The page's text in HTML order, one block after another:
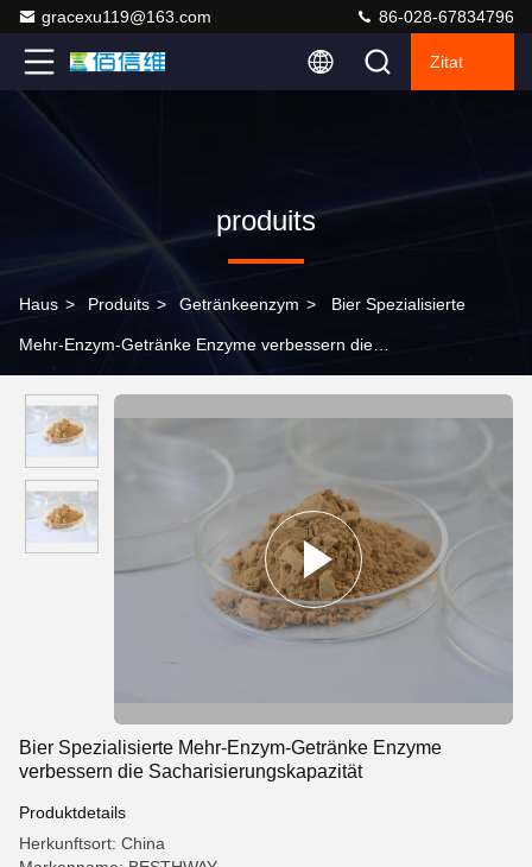
gracexu119@163.com 86-028-67834796
Zitat
produits
Haus > Produits > Getränkeenzym > Bier Spezialisierte
Mehr-Enzym-Getränke Enzyme verbessern die
Bier Spezialisierte Mehr-Enzym-Getränke Enzyme
verbessern die Sacharisierungskapazität
Produktdetails
Herkunftsort: China